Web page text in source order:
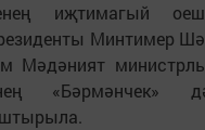
иҗтимагый
Минтимер
Мәдәният
«Бәрмәнчек»